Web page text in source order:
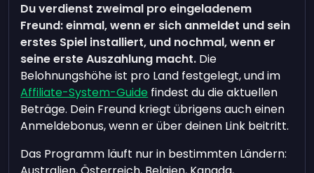
Du verdienst zweimal pro eingeladenem
Freund: einmal, wenn er sich anmeldet und sein
erstes Spiel installiert, und nochmal, wenn er
seine erste Auszahlung macht. Die
Belohnungshöhe ist pro Land festgelegt, und im
Affiliate-System-Guide findest du die aktuellen
Beträge. Dein Freund kriegt übrigens auch einen
Anmeldebonus, wenn er über deinen Link beitritt.
Das Programm läuft nur in bestimmten Ländern: